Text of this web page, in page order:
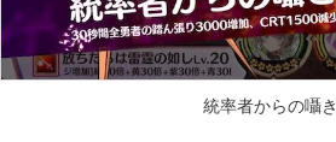
統率者からの囁き